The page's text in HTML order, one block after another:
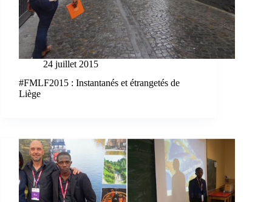
24 juillet 2015
#FMLF2015 : Instantanés et étrangetés de
Liège